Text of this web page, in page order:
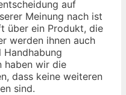
auf
Meinung nach ist
über ein Produkt, die
werden ihnen auch
haben wir die
dass keine weiteren
sind.